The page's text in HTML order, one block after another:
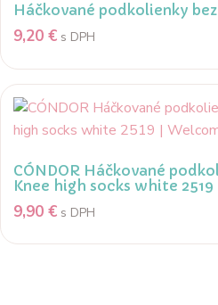
Háčkované podkolienky
9,20 € s DPH
CÓNDOR Háčkované
Knee high socks white 2519
9,90 € s DPH